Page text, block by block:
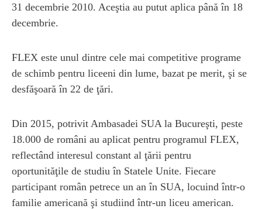
31 decembrie 2010. Aceştia au putut aplica până în 18
decembrie.
FLEX este unul dintre cele mai competitive programe
de schimb pentru liceeni din lume, bazat pe merit, şi se
desfăşoară în 22 de ţări.
Din 2015, potrivit Ambasadei SUA la Bucureşti, peste
18.000 de români au aplicat pentru programul FLEX,
reflectând interesul constant al ţării pentru
oportunităţile de studiu în Statele Unite. Fiecare
participant român petrece un an în SUA, locuind într-o
familie americană şi studiind într-un liceu american.